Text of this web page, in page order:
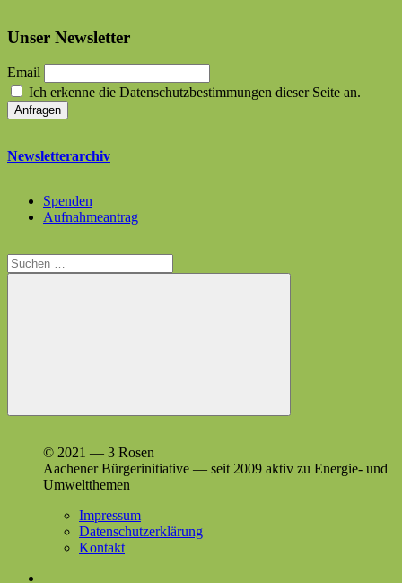
Unser Newsletter
Email
Ich erkenne die Datenschutzbestimmungen dieser Seite an.
Newsletterarchiv
Spenden
Aufnahmeantrag
Suchen
nach:
Suchen
© 2021 — 3 Rosen
Aach­en­er Bürg­erini­tia­tive — seit 2009 aktiv zu Energie- und
Umweltthemen
Impressum
Datenschutzerklärung
Kontakt